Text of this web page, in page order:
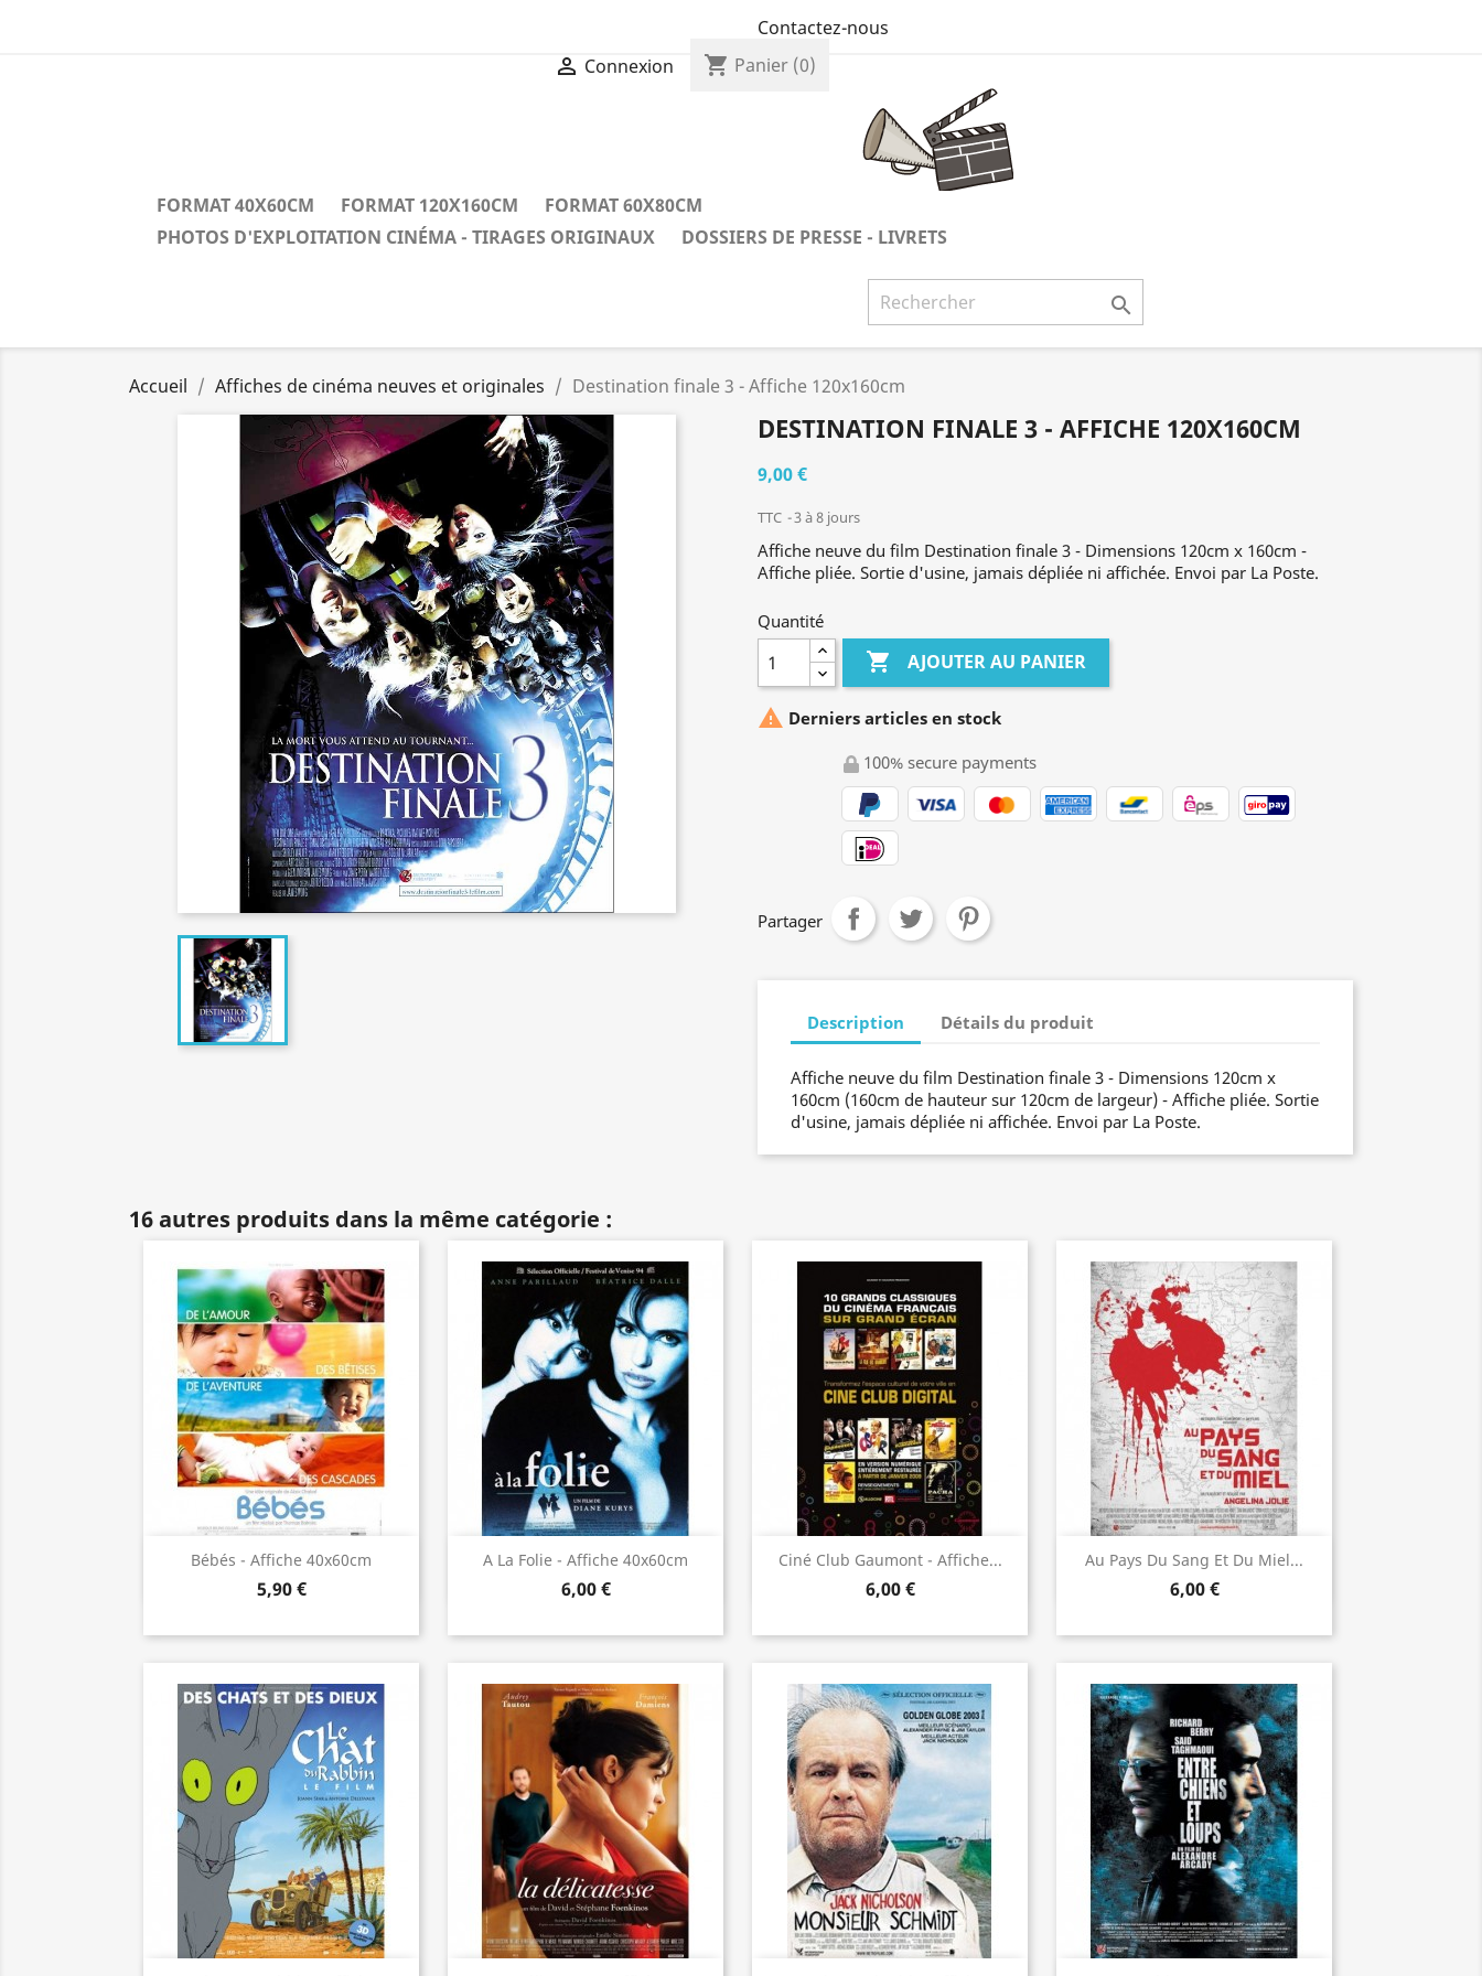
Contactez-nous
 Connexion shopping_cart Panier (0)
FORMAT 40X60CM FORMAT 120X160CM
FORMAT 60X80CM
PHOTOS D'EXPLOITATION CINÉMA - TIRAGES ORIGINAUX
DOSSIERS DE PRESSE - LIVRETS

Accueil Affiches de cinéma neuves et originales Destination finale 3 - Affiche 120x160cm
DESTINATION FINALE 3 - AFFICHE 120X160CM
9,00 €
TTC 3 à 8 jours
Affiche neuve du film Destination finale 3 - Dimensions 120cm x 160cm -
Affiche pliée. Sortie d'usine, jamais dépliée ni affichée. Envoi par La Poste.
Quantité
 AJOUTER AU PANIER
 Derniers articles en stock
100% secure payments
Partager
Description Détails du produit
Affiche neuve du film Destination finale 3 - Dimensions 120cm x
160cm (160cm de hauteur sur 120cm de largeur) - Affiche pliée. Sortie
d'usine, jamais dépliée ni affichée. Envoi par La Poste.
16 autres produits dans la même catégorie :
Bébés - Affiche 40x60cm
5,90 €
Aperçu rapide A La Folie - Affiche 40x60cm
6,00 €
Aperçu rapide Ciné Club Gaumont - Affiche...
6,00 €
Aperçu rapide Au Pays Du Sang Et Du Miel...
6,00 €
 Aperçu rapide